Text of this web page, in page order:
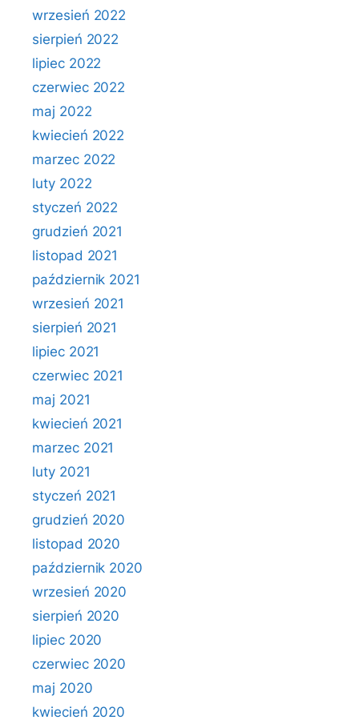
wrzesień 2022
sierpień 2022
lipiec 2022
czerwiec 2022
maj 2022
kwiecień 2022
marzec 2022
luty 2022
styczeń 2022
grudzień 2021
listopad 2021
październik 2021
wrzesień 2021
sierpień 2021
lipiec 2021
czerwiec 2021
maj 2021
kwiecień 2021
marzec 2021
luty 2021
styczeń 2021
grudzień 2020
listopad 2020
październik 2020
wrzesień 2020
sierpień 2020
lipiec 2020
czerwiec 2020
maj 2020
kwiecień 2020